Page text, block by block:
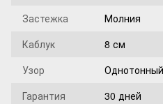
Застежка
Молния
Каблук
8 см
Узор
Однотонный
Гарантия
30 дней